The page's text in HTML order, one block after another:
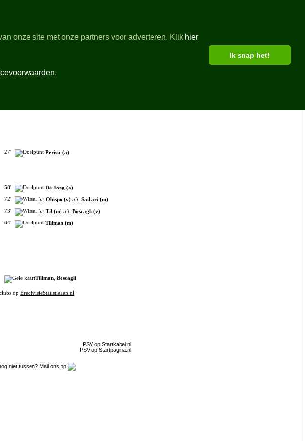
onze site met onze partners voor adverteren. Klik hier
.
Ik snap het!
- Het Kasteel Rotterdam
27' Perisic (a)
58' De Jong (a)
72' in: Obispo (v) uit: Saibari (m)
73' in: Til (m) uit: Boscagli (v)
84' Tillman (m)
Tillman Boscagli
op EredivisieStatistieken.nl
PSV op Startkabel.nl
PSV op Startpagina.nl
niet tussen? Mail ons op